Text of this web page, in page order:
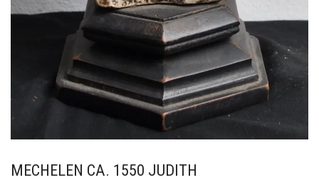
MECHELEN CA. 1550 JUDITH